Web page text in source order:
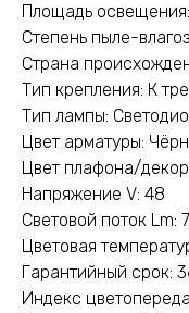
Площадь
Степень пыле-
Страна
Тип крепления: К
Тип лампы:
Цвет арматуры:
Цвет плафона/
Напряжение V: 48
Световой поток Lm:
Цветовая
Гарантийный срок:
Индекс